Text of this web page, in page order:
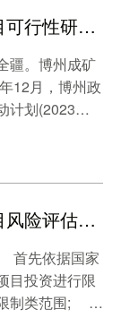
新疆某设立绿色矿山合资公司项目可行性研究报告案例
疆。博州成矿
12月，博州政
计划(2023—2
进一步优化
、收益290亿
中要求，新建
加快改造升
中明确矿业权
新疆某设立绿色矿山合资公司项目风险评估报告案例
目投资进行限
制类范围;